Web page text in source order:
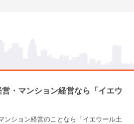
・マンション経営なら「イエウ
ンション経営のことなら「イエウール土